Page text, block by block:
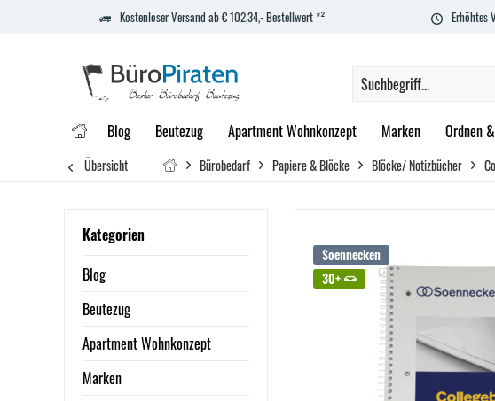
Kostenloser Versand ab € 102,34,- Bestellwert *² Erhöhtes
Blog Beutezug Apartment Wohnkonzept Marken Ordnen
Übersicht Bürobedarf Papiere & Blöcke Blöcke/ Notizbücher
Kategorien
Blog
Beutezug
Apartment Wohnkonzept
Marken
Soennecken
30+